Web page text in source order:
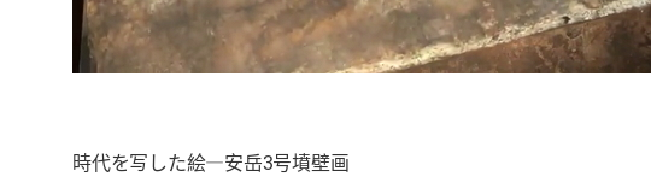
時代を写した絵―安岳3号墳壁画